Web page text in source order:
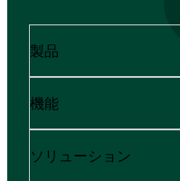
製品
機能
ソリューション